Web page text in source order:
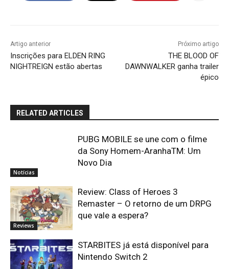
Artigo anterior
Inscrições para ELDEN RING
NIGHTREIGN estão abertas
Próximo artigo
THE BLOOD OF
DAWNWALKER ganha trailer
épico
RELATED ARTICLES
Notícias
PUBG MOBILE se une com o filme
da Sony Homem-AranhaTM: Um
Novo Dia
Reviews
Review: Class of Heroes 3
Remaster – O retorno de um DRPG
que vale a espera?
STARBITES já está disponível para
Nintendo Switch 2